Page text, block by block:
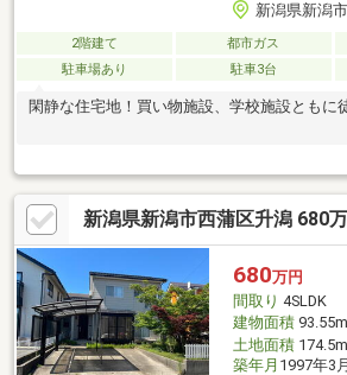
新潟県新潟
2階建て 都市ガス
駐車場あり
駐車3台
閑静な住宅地！買い物施設、学校施設ともに
新潟県新潟市西蒲区升潟 680
680万円
間取り 4SLDK
建物面積93.55m
土地面積174.5m
築年月 1997年3